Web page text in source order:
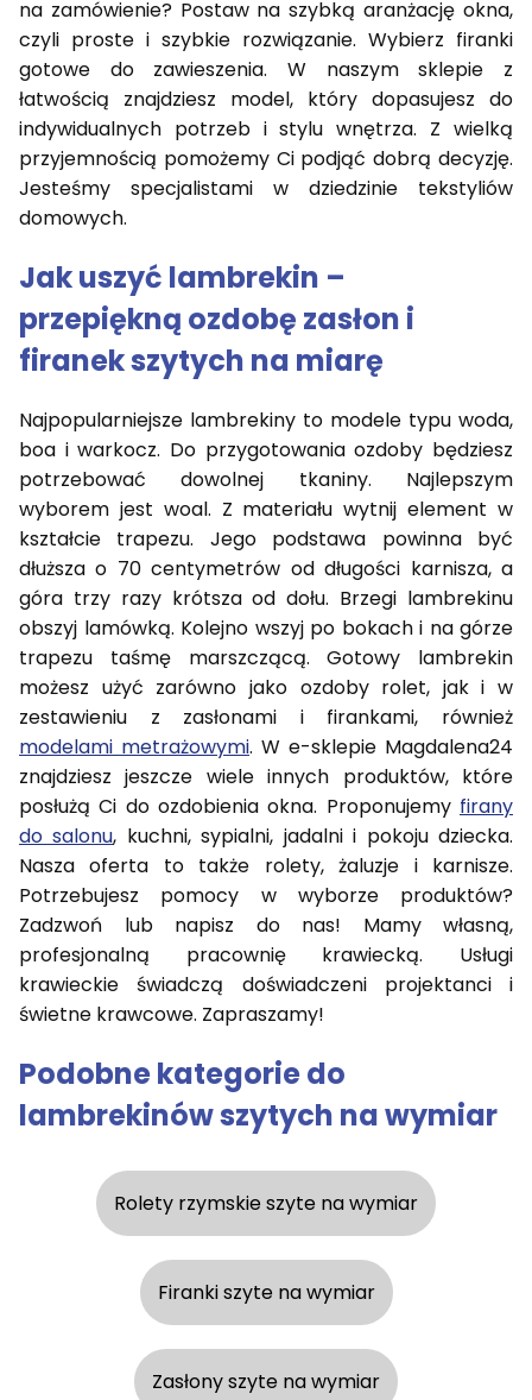
na zamówienie? Postaw na szybką aranżację okna,
czyli proste i szybkie rozwiązanie. Wybierz firanki
gotowe do zawieszenia. W naszym sklepie z
łatwością znajdziesz model, który dopasujesz do
indywidualnych potrzeb i stylu wnętrza. Z wielką
przyjemnością pomożemy Ci podjąć dobrą decyzję.
Jesteśmy specjalistami w dziedzinie tekstyliów
domowych.
Jak uszyć lambrekin –
przepiękną ozdobę zasłon i
firanek szytych na miarę
Najpopularniejsze lambrekiny to modele typu woda,
boa i warkocz. Do przygotowania ozdoby będziesz
potrzebować dowolnej tkaniny. Najlepszym
wyborem jest woal. Z materiału wytnij element w
kształcie trapezu. Jego podstawa powinna być
dłuższa o 70 centymetrów od długości karnisza, a
góra trzy razy krótsza od dołu. Brzegi lambrekinu
obszyj lamówką. Kolejno wszyj po bokach i na górze
trapezu taśmę marszczącą. Gotowy lambrekin
możesz użyć zarówno jako ozdoby rolet, jak i w
zestawieniu z zasłonami i firankami, również
modelami metrażowymi. W e-sklepie Magdalena24
znajdziesz jeszcze wiele innych produktów, które
posłużą Ci do ozdobienia okna. Proponujemy firany
do salonu, kuchni, sypialni, jadalni i pokoju dziecka.
Nasza oferta to także rolety, żaluzje i karnisze.
Potrzebujesz pomocy w wyborze produktów?
Zadzwoń lub napisz do nas! Mamy własną,
profesjonalną pracownię krawiecką. Usługi
krawieckie świadczą doświadczeni projektanci i
świetne krawcowe. Zapraszamy!
Podobne kategorie do
lambrekinów szytych na wymiar
Rolety rzymskie szyte na wymiar
Firanki szyte na wymiar
Zasłony szyte na wymiar